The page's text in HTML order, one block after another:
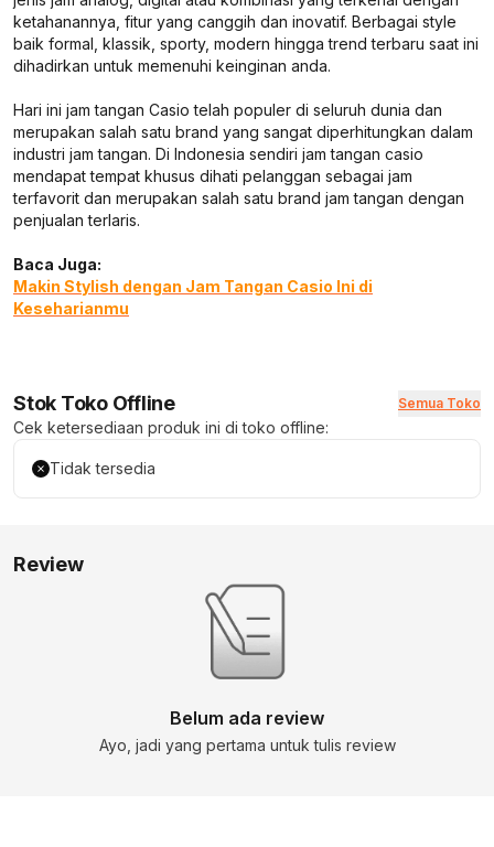
ketahanannya, fitur yang canggih dan inovatif. Berbagai style
baik formal, klassik, sporty, modern hingga trend terbaru saat ini
dihadirkan untuk memenuhi keinginan anda.
Hari ini jam tangan Casio telah populer di seluruh dunia dan
merupakan salah satu brand yang sangat diperhitungkan dalam
industri jam tangan. Di Indonesia sendiri jam tangan casio
mendapat tempat khusus dihati pelanggan sebagai jam
terfavorit dan merupakan salah satu brand jam tangan dengan
penjualan terlaris.
Baca Juga:
Makin Stylish dengan Jam Tangan Casio Ini di
Keseharianmu
Stok Toko Offline Semua Toko
Cek ketersediaan produk ini di toko offline:
Tidak tersedia
Review
Belum ada review
Ayo, jadi yang pertama untuk tulis review